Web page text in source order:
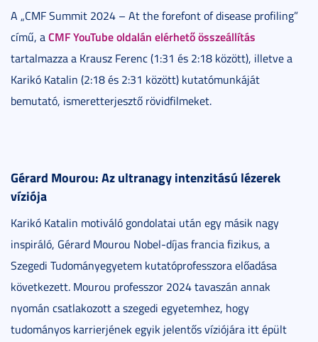
A „CMF Summit 2024 – At the forefont of disease profiling”
című, aCMF YouTube oldalán elérhető összeállítás
tartalmazza a Krausz Ferenc (1:31 és 2:18 között), illetve a
Karikó Katalin (2:18 és 2:31 között) kutatómunkáját
bemutató, ismeretterjesztő rövidfilmeket.
Gérard Mourou: Az ultranagy intenzitású lézerek
víziója
Karikó Katalin motiváló gondolatai után egy másik nagy
inspiráló, Gérard Mourou Nobel-díjas francia fizikus, a
Szegedi Tudományegyetem kutatóprofesszora előadása
következett. Mourou professzor 2024 tavaszán annak
nyomán csatlakozott a szegedi egyetemhez, hogy
tudományos karrierjének egyik jelentős víziójára itt épült